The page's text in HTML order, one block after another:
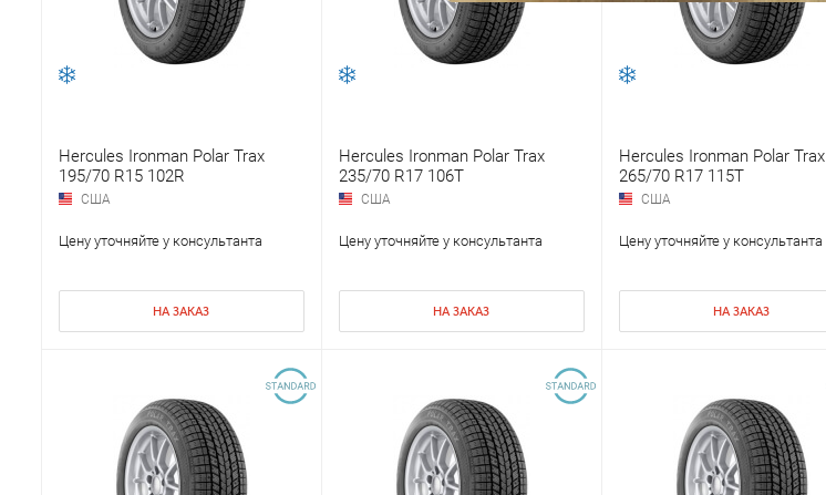
Hercules Ironman Polar Trax
195/70 R15 102R
США
Цену уточняйте у консультанта
НА ЗАКАЗ
Hercules Ironman Polar Trax
235/70 R17 106T
США
Цену уточняйте у консультанта
НА ЗАКАЗ
Hercules Ironman Polar Trax
265/70 R17 115T
США
Цену уточняйте у консультанта
НА ЗАКАЗ